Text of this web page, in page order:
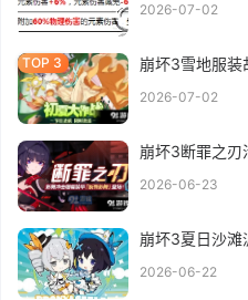
2026-07-02
崩坏3雪地服装
2026-07-02
崩坏3断罪之刃
2026-06-23
崩坏3夏日沙滩
2026-06-22